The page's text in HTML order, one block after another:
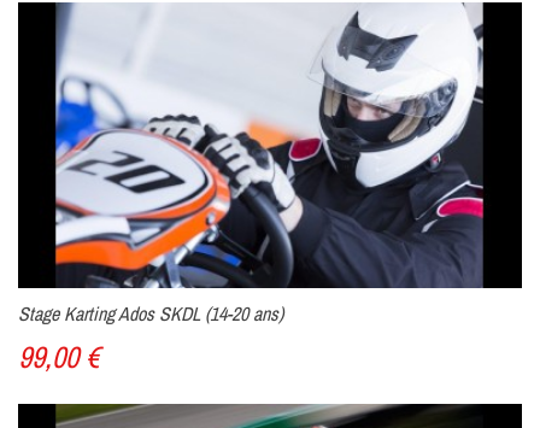
Stage Karting Ados SKDL (14-20 ans)
99,00 €